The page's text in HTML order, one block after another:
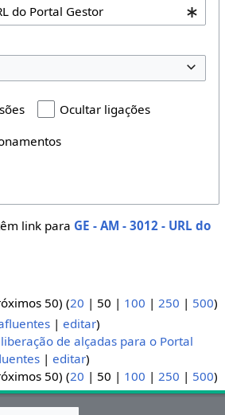
Ocultar ligações
link para GE - AM - 3012 - URL do
50) (20 | 50 | 100 | 250 | 500)
|editar)
de alçadas para o Portal
|editar)
50) (20 | 50 | 100 | 250 | 500)